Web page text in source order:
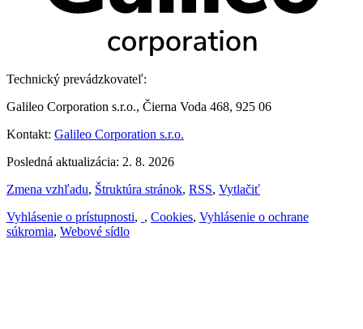
Technický prevádzkovateľ:
Galileo Corporation s.r.o., Čierna Voda 468, 925 06
Kontakt: Galileo Corporation s.r.o.
Posledná aktualizácia: 2. 8. 2026
Zmena vzhľadu, Štruktúra stránok, RSS, Vytlačiť
Vyhlásenie o prístupnosti, , Cookies, Vyhlásenie o ochrane
súkromia, Webové sídlo